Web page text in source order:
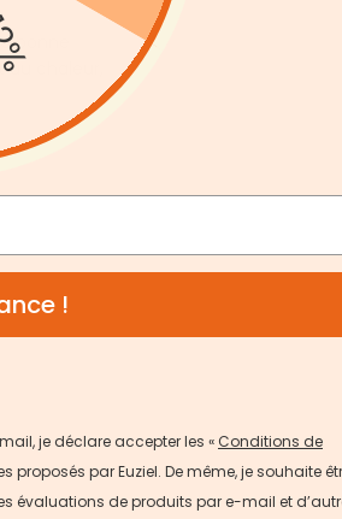
bonne
chaleur,
!
je déclare accepter les « Conditions de
proposés par Euziel. De même, je souhaite
évaluations de produits par e-mail et